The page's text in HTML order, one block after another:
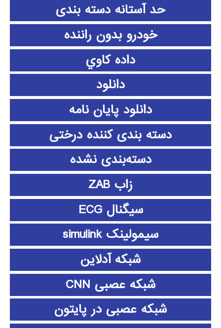
حد آستانه دسته بندی
خودرو بدون راننده
داده كاوي
دانلود
دانلود پايان نامه
دسته بندی کننده درختی
دسته‌بندی نشده
زاب ZAB
سیگنال ECG
سیمولینک simulink
شبکه آدلاین
شبکه عصبی CNN
شبکه عصبی در پایتون